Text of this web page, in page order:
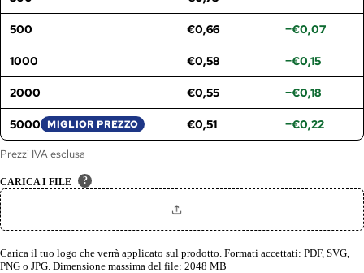
500 €0,66 −€0,07
1000 €0,58 −€0,15
2000 €0,55 −€0,18
5000 MIGLIOR PREZZO €0,51 −€0,22
Prezzi IVA esclusa
CARICA I FILE ?
Carica il tuo logo che verrà applicato sul prodotto. Formati accettati: PDF, SVG,
PNG o JPG. Dimensione massima del file: 2048 MB